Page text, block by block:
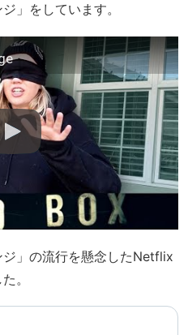
」をしています。
ジ」の流行を懸念したNetflix
。